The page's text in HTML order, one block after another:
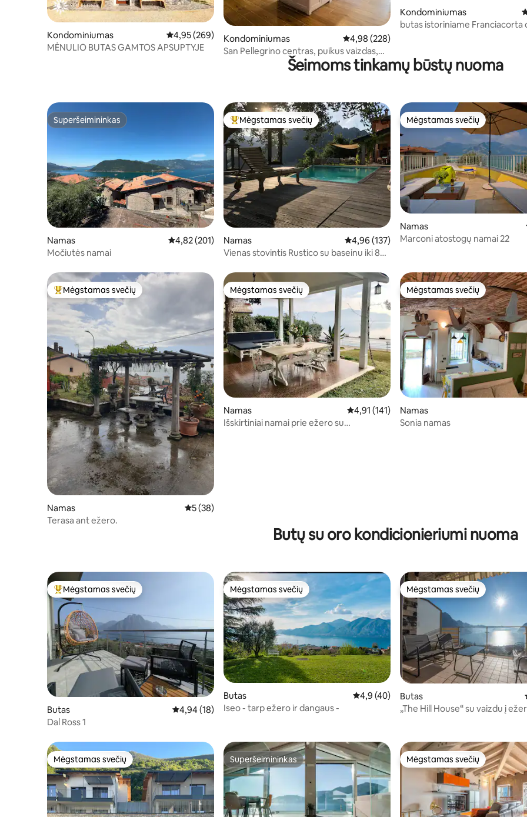
Kondominiumas Vidutinis įvertinimas: 4,95 iš 5, atsiliepimų: 269
4,95 (269)
MĖNULIO BUTAS GAMTOS APSUPTYJE
Kondominiumas Vidutinis įvertinimas: 4,98 iš 5, atsiliepimų: 228
4,98 (228)
San Pellegrino centras, puikus vaizdas,
Kondominiumas
butas istoriniame Franciacorta
Šeimoms tinkamų būstų nuoma
Superšeimininkas
Superšeimininkas
Namas Vidutinis įvertinimas: 4,82 iš 5, atsiliepimų: 201
4,82 (201)
Močiutės namai
Svečių mėgstamiausias
Mėgstamas svečių
Namas Vidutinis įvertinimas: 4,96 iš 5, atsiliepimų: 137
4,96 (137)
Vienas stovintis Rustico su baseinu iki 8
Mėgstamas svečių
Mėgstamas svečių
Namas
Marconi atostogų namai 22
Svečių mėgstamiausias
Mėgstamas svečių
Namas Vidutinis įvertinimas: 5 iš 5, atsiliepimų: 38
5 (38)
Terasa ant ežero.
Mėgstamas svečių
Mėgstamas svečių
Namas Vidutinis įvertinimas: 4,91 iš 5, atsiliepimų: 141
4,91 (141)
Išskirtiniai namai prie ežero su
Mėgstamas svečių
Mėgstamas svečių
Namas
Sonia namas
Butų su oro kondicionieriumi nuoma
Svečių mėgstamiausias
Mėgstamas svečių
Butas Vidutinis įvertinimas: 4,94 iš 5, atsiliepimų: 18
4,94 (18)
Dal Ross 1
Mėgstamas svečių
Mėgstamas svečių
Butas Vidutinis įvertinimas: 4,9 iš 5, atsiliepimų: 40
4,9 (40)
Iseo - tarp ežero ir dangaus -
Mėgstamas svečių
Mėgstamas svečių
Butas
„The Hill House“ su vaizdu į
Mėgstamas svečių
Mėgstamas svečių Superšeimininkas
Superšeimininkas Mėgstamas svečių
Mėgstamas svečių